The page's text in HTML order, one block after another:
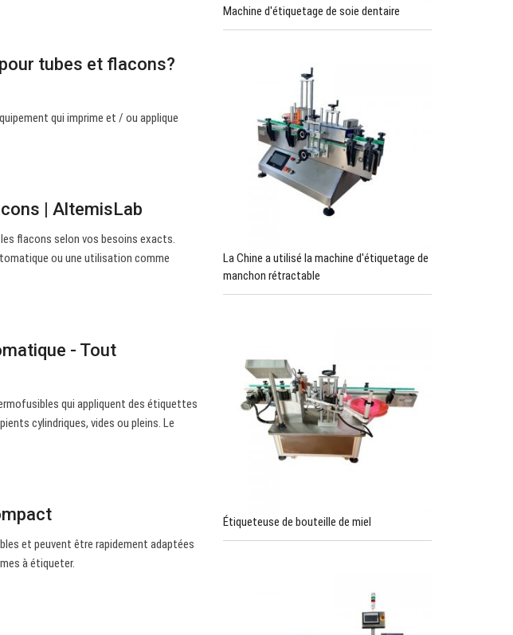
tubes et flacons?
qui imprime et / ou applique
| AltemisLab
flacons selon vos besoins exacts.
ou une utilisation comme
- Tout
qui appliquent des étiquettes
cylindriques, vides ou pleins. Le
et peuvent être rapidement adaptées
à étiqueter.
Machine d'étiquetage de soie dentaire
La Chine a utilisé la machine d'étiquetage de
manchon rétractable
Étiqueteuse de bouteille de miel